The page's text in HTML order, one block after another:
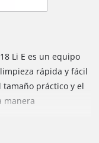
Li E es un equipo
rápida y fácil
práctico y el
manera
se puede